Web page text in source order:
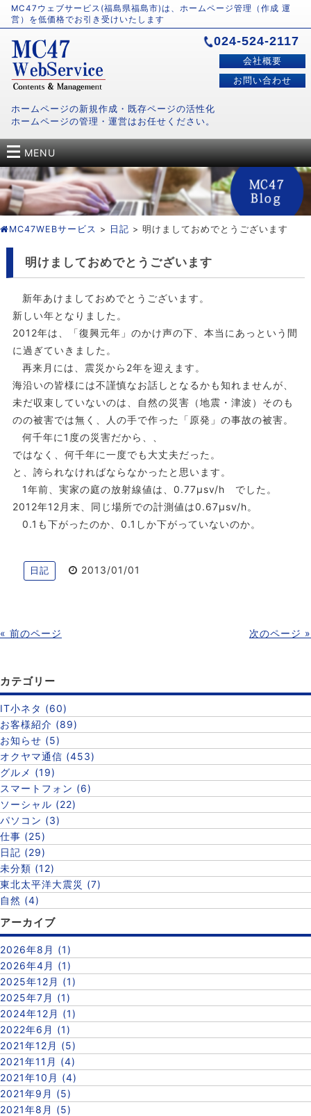
MC47ウェブサービス(福島県福島市)は、ホームページ管理（作成 運
営）を低価格でお引き受けいたします
ホームページの新規作成・既存ページの活性化
ホームページの管理・運営はお任せください。
024-524-2117
会社概要
お問い合わせ
MENU
MC47WEBサービス > 日記 > 明けましておめでとうございます
明けましておめでとうございます
新年あけましておめでとうございます。
新しい年となりました。
2012年は、「復興元年」のかけ声の下、本当にあっという間
に過ぎていきました。
再来月には、震災から2年を迎えます。
海沿いの皆様には不謹慎なお話しとなるかも知れませんが、
未だ収束していないのは、自然の災害（地震・津波）そのも
のの被害では無く、人の手で作った「原発」の事故の被害。
何千年に1度の災害だから、、
ではなく、何千年に一度でも大丈夫だった。
と、誇られなければならなかったと思います。
1年前、実家の庭の放射線値は、0.77μsv/h でした。
2012年12月末、同じ場所での計測値は0.67μsv/h。
0.1も下がったのか、0.1しか下がっていないのか。
日記 2013/01/01
« 前のページ 次のページ »
カテゴリー
IT小ネタ (60)
お客様紹介 (89)
お知らせ (5)
オクヤマ通信 (453)
グルメ (19)
スマートフォン (6)
ソーシャル (22)
パソコン (3)
仕事 (25)
日記 (29)
未分類 (12)
東北太平洋大震災 (7)
自然 (4)
アーカイブ
2026年8月 (1)
2026年4月 (1)
2025年12月 (1)
2025年7月 (1)
2024年12月 (1)
2022年6月 (1)
2021年12月 (5)
2021年11月 (4)
2021年10月 (4)
2021年9月 (5)
2021年8月 (5)